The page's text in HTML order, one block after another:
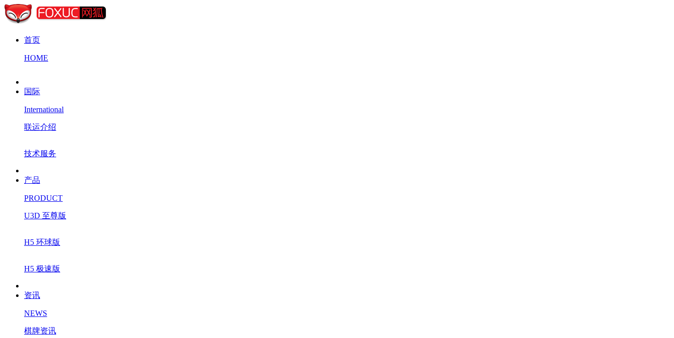
首页
HOME
国际
International
联运介绍
技术服务
产品
PRODUCT
U3D 至尊版
H5 环球版
H5 极速版
资讯
NEWS
棋牌资讯